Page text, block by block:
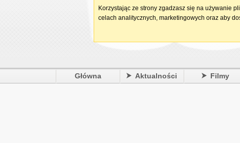
Główna Aktualności Filmy
Korzystając ze strony zgadzasz się na używanie
celach analitycznych, marketingowych oraz aby